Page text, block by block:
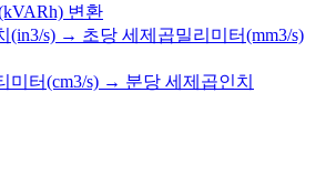
변환
(in3/s) → 초당 세제곱밀리미터(mm3/s)
미터(cm3/s) → 분당 세제곱인치